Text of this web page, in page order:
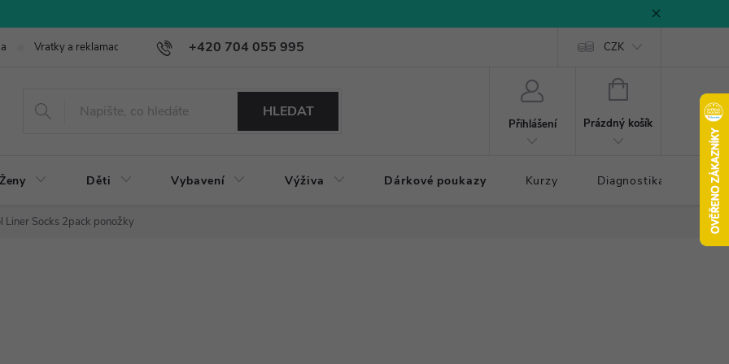
+420 704 055 995
Vratky a reklamace CZK
HLEDAT
Přihlášení
NÁKUPNÍ
Prázdný košík
Ženy Děti Vybavení Výživa Dárkové poukazy Kurzy Diagnostika došlapu
Liner Socks 2pack ponožky